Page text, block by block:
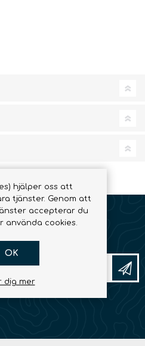
hjälper oss att
tjänster. Genom att
accepterar du
använda cookies.
OK
dig mer